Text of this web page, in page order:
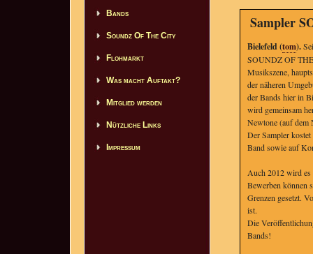
Sampler
Bielefeld (tom).
SOUNDZ OF THE
Musikszene,
der näheren
der Bands hier in
wird gemeinsam
Newtone (auf dem
Der Sampler
Band sowie auf
Auch 2012 wird es
Bewerben können
Grenzen gesetzt.
ist.
Die
Bands!
Bands
Soundz Of The City
Flohmarkt
Was macht Auftakt?
Mitglied werden
Nützliche Links
Impressum